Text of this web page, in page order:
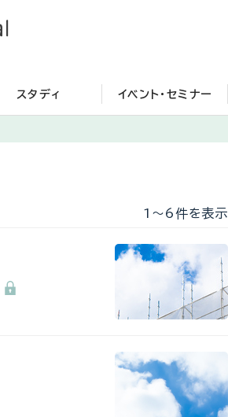
スタディ イベント・セミナー
1〜6件を表示